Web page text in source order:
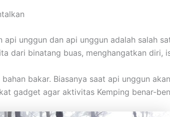
unggun dan api unggun adalah salah
dari binatang buas, menghangatkan diri,
bakar. Biasanya saat api unggun
gadget agar aktivitas Kemping benar-